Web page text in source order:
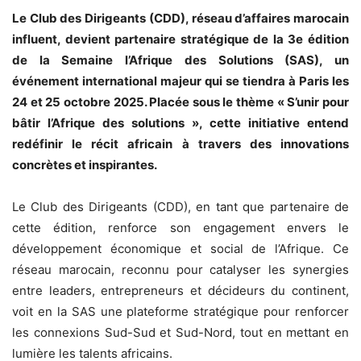
Le Club des Dirigeants (CDD), réseau d’affaires marocain
influent, devient partenaire stratégique de la 3e édition
de la Semaine l’Afrique des Solutions (SAS), un
événement international majeur qui se tiendra à Paris les
24 et 25 octobre 2025. Placée sous le thème « S’unir pour
bâtir l’Afrique des solutions », cette initiative entend
redéfinir le récit africain à travers des innovations
concrètes et inspirantes.
Le Club des Dirigeants (CDD), en tant que partenaire de
cette édition, renforce son engagement envers le
développement économique et social de l’Afrique. Ce
réseau marocain, reconnu pour catalyser les synergies
entre leaders, entrepreneurs et décideurs du continent,
voit en la SAS une plateforme stratégique pour renforcer
les connexions Sud-Sud et Sud-Nord, tout en mettant en
lumière les talents africains.